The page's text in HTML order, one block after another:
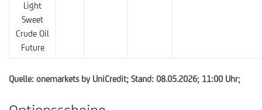
Light
Sweet
Crude Oil
Future
Quelle: onemarkets by UniCredit; Stand: 08.05.2026; 11:00 Uhr;